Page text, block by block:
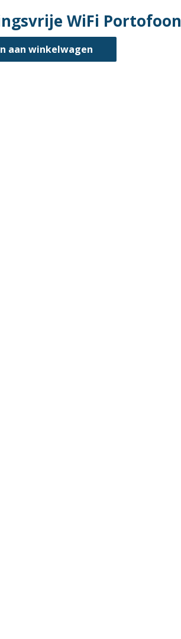
WiFi Portofoon
aan winkelwagen